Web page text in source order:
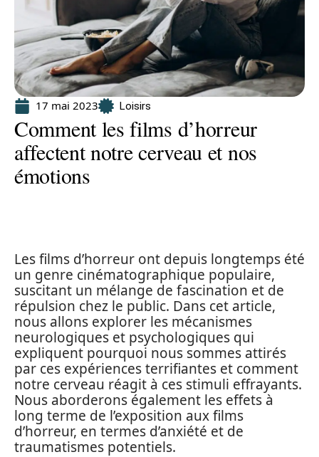
17 mai 2023 Loisirs
Comment les films d’horreur
affectent notre cerveau et nos
émotions
Les films d’horreur ont depuis longtemps été
un genre cinématographique populaire,
suscitant un mélange de fascination et de
répulsion chez le public. Dans cet article,
nous allons explorer les mécanismes
neurologiques et psychologiques qui
expliquent pourquoi nous sommes attirés
par ces expériences terrifiantes et comment
notre cerveau réagit à ces stimuli effrayants.
Nous aborderons également les effets à
long terme de l’exposition aux films
d’horreur, en termes d’anxiété et de
traumatismes potentiels.